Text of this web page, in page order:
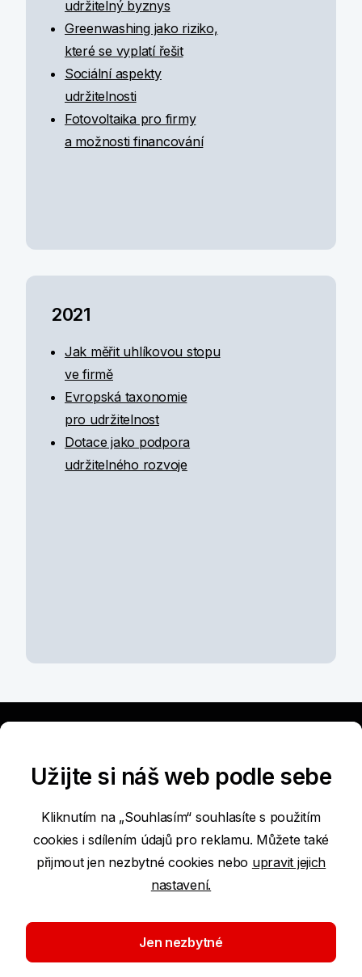
udržitelný byznys
Greenwashing jako riziko,
které se vyplatí řešit
Sociální aspekty
udržitelnosti
Fotovoltaika pro firmy
a možnosti financování
2021
Jak měřit uhlíkovou stopu
ve firmě
Evropská taxonomie
pro udržitelnost
Dotace jako podpora
udržitelného rozvoje
Podmínky používání internetových stránek
Prohlášení o přístupnosti
Ochrana osobních údajů
Whistleblowing
Užijte si náš web podle sebe
Kliknutím na „Souhlasím“ souhlasíte s použitím
cookies i sdílením údajů pro reklamu. Můžete také
přijmout jen nezbytné cookies nebo upravit jejich
nastavení.
Jen nezbytné